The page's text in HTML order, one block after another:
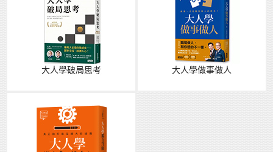
大人學破局思考 大人學做事做人